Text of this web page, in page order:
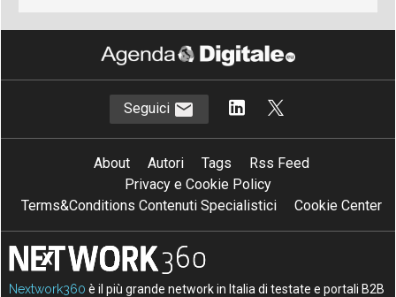
Seguici
About Autori Tags
Rss Feed
Privacy e Cookie Policy
Terms&Conditions Contenuti Specialistici
Cookie Center
Nextwork360 è il più grande network in Italia di testate e portali B2B